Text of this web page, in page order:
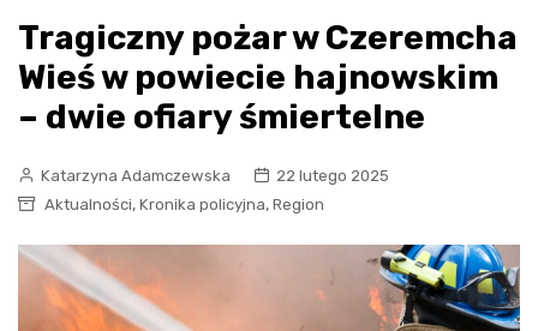
Tragiczny pożar w Czeremcha
Wieś w powiecie hajnowskim
– dwie ofiary śmiertelne
Katarzyna Adamczewska
22 lutego 2025
Aktualności, Kronika policyjna, Region